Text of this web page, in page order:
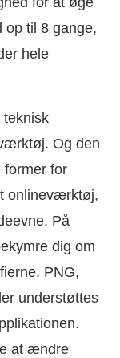
op til 8 gange,
hele
teknisk
Og den
for
onlineværktøj,
På
dig om
PNG,
understøttes
at ændre